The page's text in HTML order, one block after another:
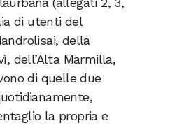
di utenti del
della
dell’Alta Marmilla,
di quelle due
la propria e